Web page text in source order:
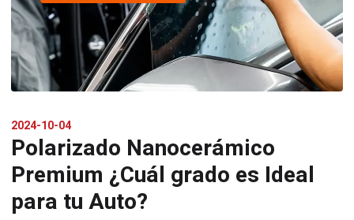
2024-10-04
Polarizado Nanocerámico
Premium ¿Cuál grado es Ideal
para tu Auto?